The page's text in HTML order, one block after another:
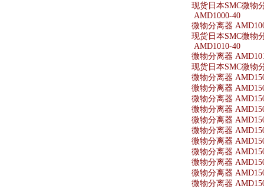
现货日本SMC微物
AMD1000-40
微物分离器
现货日本SMC微物
AMD1010-40
微物分离器
现货日本SMC微物
微物分离器
微物分离器
微物分离器
微物分离器
微物分离器
微物分离器
微物分离器
微物分离器
微物分离器
微物分离器
微物分离器